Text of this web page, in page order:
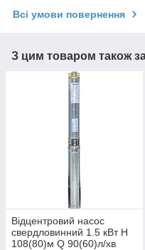
Всі умови повернення
З цим товаром також
Відцентровий насос
свердловинний 1.5 кВт H
108(80)м Q 90(60)л/хв